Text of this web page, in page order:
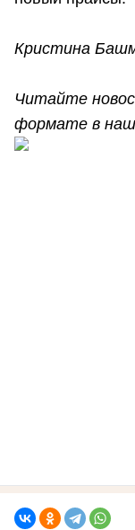
Кристина
Читайте
формате в